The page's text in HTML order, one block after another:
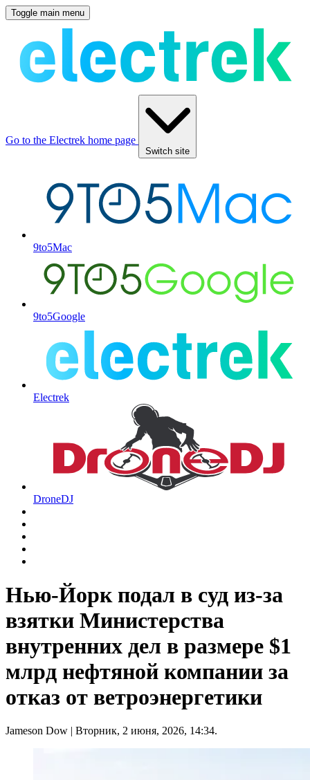
Toggle main menu
Go to the Electrek home page
Switch site
9to5Mac
9to5Google
Electrek
DroneDJ
Нью-Йорк подал в суд из-за
взятки Министерства
внутренних дел в размере $1
млрд нефтяной компании за
отказ от ветроэнергетики
Jameson Dow | Вторник, 2 июня, 2026, 14:34.